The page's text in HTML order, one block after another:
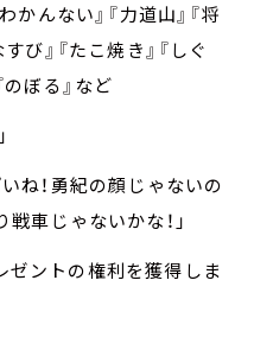
かんない』『力道山』『将
び』『たこ焼き』『しぐ
のぼる』など
ね！勇紀の顔じゃないの
車じゃないかな！」
ゼントの権利を獲得しま